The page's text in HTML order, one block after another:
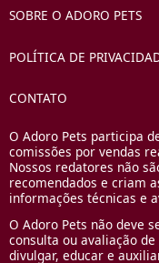
SOBRE O ADORO PETS
POLÍTICA DE
CONTATO
O Adoro Pets participa
comissões por vendas
Nossos redatores não
recomendados e criam
informações técnicas e
O Adoro Pets não deve
consulta ou avaliação
divulgar, educar e